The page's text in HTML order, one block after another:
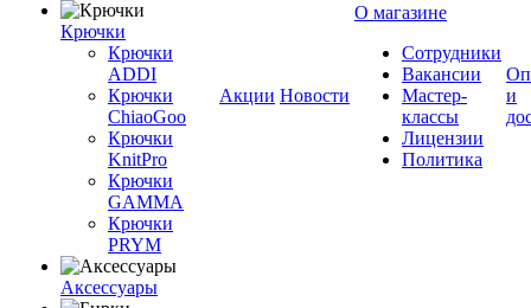
Крючки
Крючки
ADDI
Крючки
ChiaoGoo
Крючки
KnitPro
Крючки
GAMMA
Крючки
PRYM
Аксессуары
Акции Новости
О магазине
Сотрудники
Вакансии
Мастер-
классы
Лицензии
Политика
и